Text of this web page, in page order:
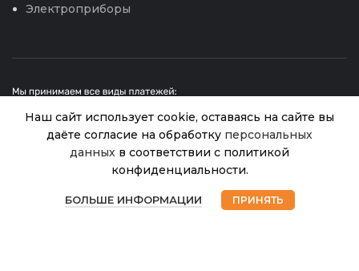
Электроприборы
Интернет магазин Успех. ИП Хрипунов Сергей
Александрович
ИНН 420800180243 / ОГРНИП 304420530300327
Наш сайт использует cookie, оставаясь на сайте вы
даёте согласие на обработку персональных
данных в соответствии с политикой
конфиденциальности.
БОЛЬШЕ ИНФОРМАЦИИ ПРИНЯТЬ
Томат
(Агрос)
65.00₽
наличии
Магазин Избранное Корзина Мой аккаунт